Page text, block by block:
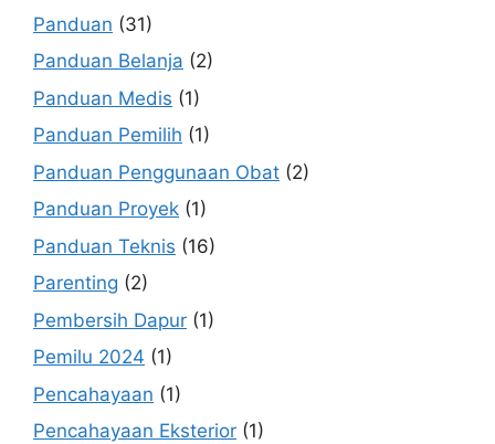
Panduan (31)
Panduan Belanja (2)
Panduan Medis (1)
Panduan Pemilih (1)
Panduan Penggunaan Obat (2)
Panduan Proyek (1)
Panduan Teknis (16)
Parenting (2)
Pembersih Dapur (1)
Pemilu 2024 (1)
Pencahayaan (1)
Pencahayaan Eksterior (1)